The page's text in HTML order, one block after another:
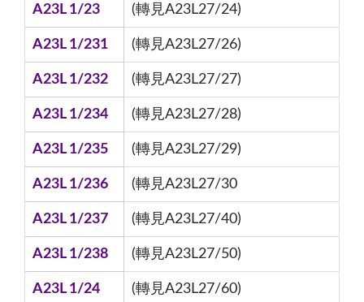
A23L 1/23 (轉見A23L27/24)
A23L 1/231 (轉見A23L27/26)
A23L 1/232 (轉見A23L27/27)
A23L 1/234 (轉見A23L27/28)
A23L 1/235 (轉見A23L27/29)
A23L 1/236 (轉見A23L27/30
A23L 1/237 (轉見A23L27/40)
A23L 1/238 (轉見A23L27/50)
A23L 1/24 (轉見A23L27/60)